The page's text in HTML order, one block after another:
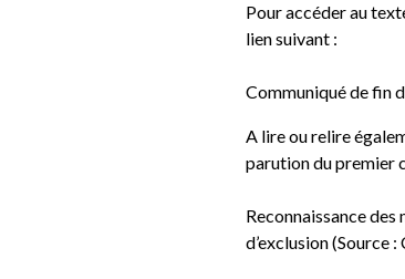
Pour accéder au
lien suivant :
Communiqué de fin
A lire ou relire
parution du premier
Reconnaissance
d’exclusion (Source